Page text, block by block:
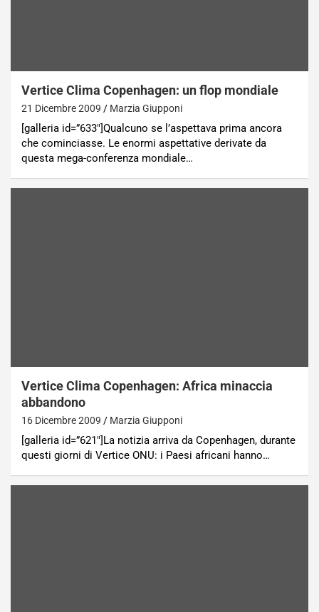
Vertice Clima Copenhagen: un flop mondiale
21 Dicembre 2009 Marzia Giupponi
[galleria id=”633″]Qualcuno se l’aspettava prima ancora
che cominciasse. Le enormi aspettative derivate da
questa mega-conferenza mondiale…
Vertice Clima Copenhagen: Africa minaccia
abbandono
16 Dicembre 2009 Marzia Giupponi
[galleria id=”621″]La notizia arriva da Copenhagen, durante
questi giorni di Vertice ONU: i Paesi africani hanno…